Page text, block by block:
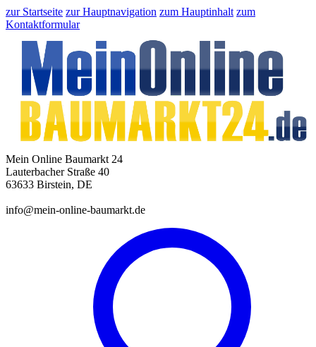
zur Startseite zur Hauptnavigation zum Hauptinhalt zum
Kontaktformular
Mein Online Baumarkt 24
Lauterbacher Straße 40
63633 Birstein, DE
info@mein-online-baumarkt.de